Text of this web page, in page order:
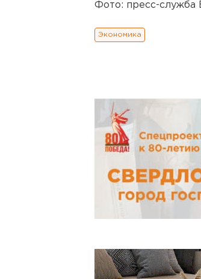
Фото: пресс-служба
Экономика